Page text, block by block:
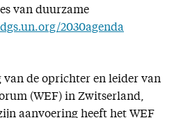
van duurzame
2030agenda
de oprichter en leider van
(WEF) in Zwitserland,
aanvoering heeft het WEF